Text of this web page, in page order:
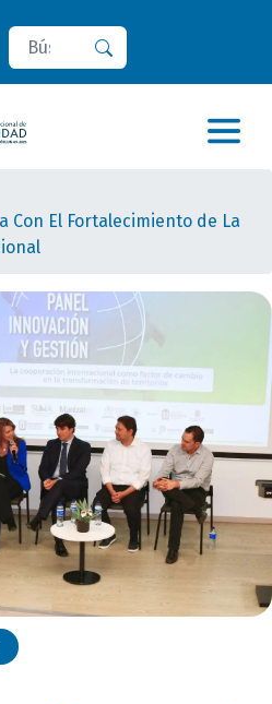
Buscar
Con El Fortalecimiento de La